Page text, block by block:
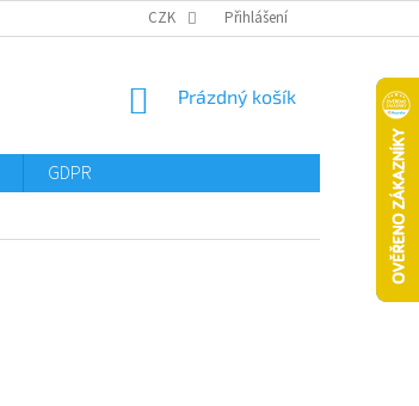
CZK Přihlášení
NÁKUPNÍ
Prázdný košík
GDPR